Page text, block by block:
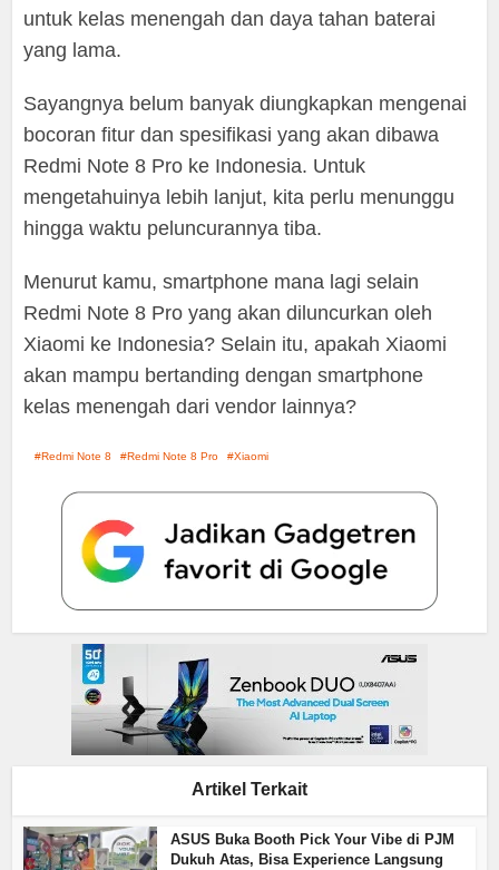
untuk kelas menengah dan daya tahan baterai
yang lama.
Sayangnya belum banyak diungkapkan mengenai
bocoran fitur dan spesifikasi yang akan dibawa
Redmi Note 8 Pro ke Indonesia. Untuk
mengetahuinya lebih lanjut, kita perlu menunggu
hingga waktu peluncurannya tiba.
Menurut kamu, smartphone mana lagi selain
Redmi Note 8 Pro yang akan diluncurkan oleh
Xiaomi ke Indonesia? Selain itu, apakah Xiaomi
akan mampu bertanding dengan smartphone
kelas menengah dari vendor lainnya?
Redmi Note 8 Redmi Note 8 Pro Xiaomi
Artikel Terkait
ASUS Buka Booth Pick Your Vibe di PJM
Dukuh Atas, Bisa Experience Langsung